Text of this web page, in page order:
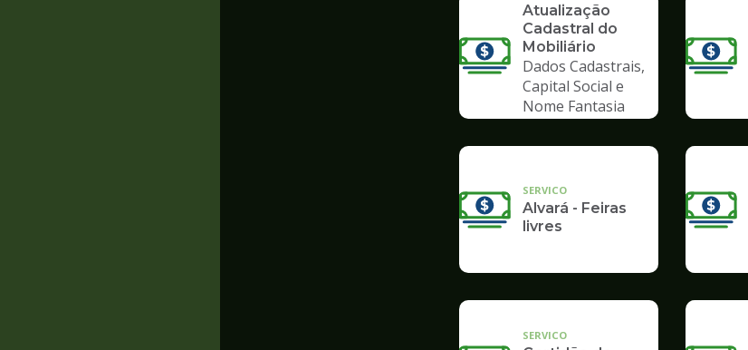
Atualização
Cadastral do
Mobiliário
Dados Cadastrais,
Capital Social e
Nome Fantasia
SERVICO
Alvará - Feiras
livres
SERVICO